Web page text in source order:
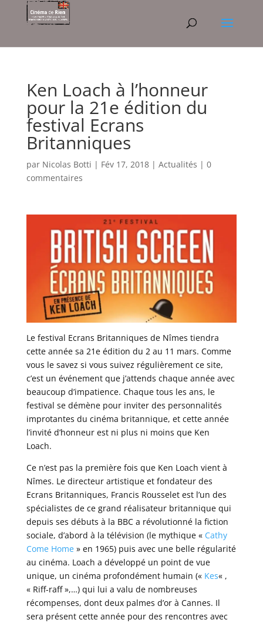
Ken Loach à l’honneur
pour la 21e édition du
festival Ecrans
Britanniques
par Nicolas Botti | Fév 17, 2018| Actualités | 0
commentaires
Le festival Ecrans Britanniques de Nîmes tiendra
cette année sa 21e édition du 2 au 11 mars. Comme
vous le savez si vous suivez régulièrement ce site,
c’est un événement que j’attends chaque année avec
beaucoup d’impatience. Chaque tous les ans, le
festival se démène pour inviter des personnalités
improtantes du cinéma britannique, et cette année
l’invité d’honneur est ni plus ni moins que Ken
Loach.
Ce n’est pas la première fois que Ken Loach vient à
Nîmes. Le directeur artistique et fondateur des
Ecrans Britanniques, Francis Rousselet est l’un des
spécialistes de ce grand réalisateur britannique qui
depuis ses débuts à la BBC a révolutionné la fiction
sociale, d’abord à la télévision (le mythique « Cathy
Come Home» en 1965) puis avec une belle régularité
au cinéma. Loach a développé un point de vue
unique, un cinéma profondément humain (« Kes« ,
« Riff-raff »,…) qui lui a valu de nombreuses
récompenses, dont deux palmes d’or à Cannes. Il
sera présent cette année pour des rencontres avec